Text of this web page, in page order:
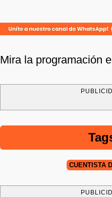
Mira la programación
CUENTISTA